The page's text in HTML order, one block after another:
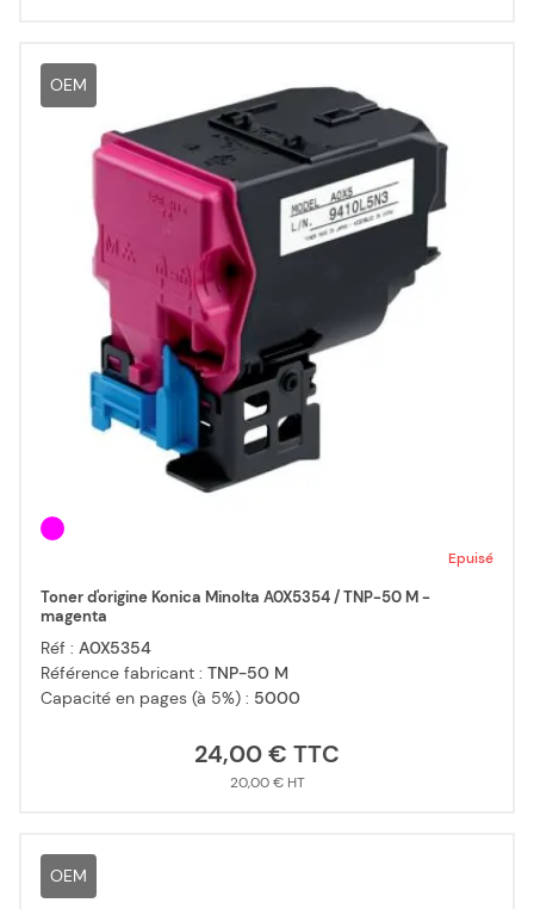
OEM
Epuisé
Toner d'origine Konica Minolta A0X5354 / TNP-50 M -
magenta
Réf : A0X5354
Référence fabricant : TNP-50 M
Capacité en pages (à 5%) : 5000
24,00 €
20,00 €
OEM